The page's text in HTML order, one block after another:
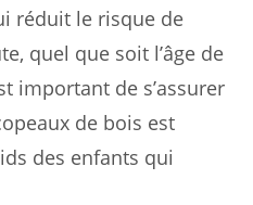
réduit le risque de
quel que soit l’âge de
important de s’assurer
de bois est
des enfants qui